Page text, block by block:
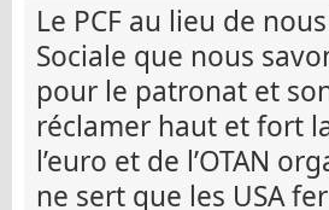
Le PCF au lieu de
Sociale que nous
pour le patronat et
réclamer haut et fort
l’euro et de l’OTAN
ne sert que les USA